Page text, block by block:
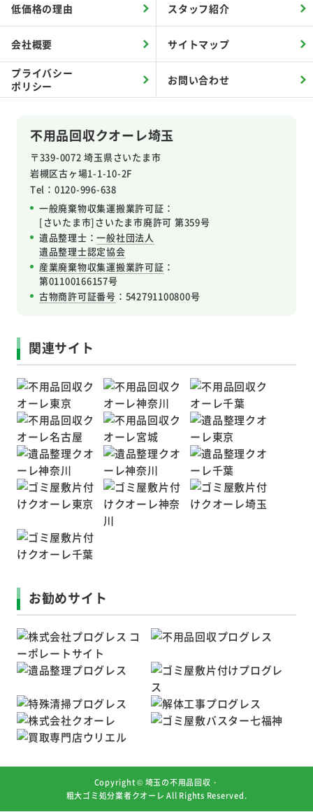
不用品回収クオーレ埼玉
〒339-0072 埼玉県さいたま市
岩槻区古ヶ場1-1-10-2F
Tel：0120-996-638
一般廃棄物収集運搬業許可証：
[さいたま市]さいたま市廃許可 第359号
遺品整理士：一般社団法人
遺品整理士認定協会
産業廃棄物収集運搬業許可証 ：
第01100166157号
古物商許可証番号 ：542791100800号
低価格の理由 スタッフ紹介
会社概要 サイトマップ
プライバシー
ポリシー
お問い合わせ
関連サイト
お勧めサイト
Copyright © 埼玉の不用品回収・
粗大ゴミ処分業者クオーレ All Rights Reserved.